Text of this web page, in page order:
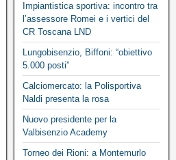
Impiantistica sportiva: incontro tra
l’assessore Romei e i vertici del
CR Toscana LND
Lungobisenzio, Biffoni: “obiettivo
5.000 posti”
Calciomercato: la Polisportiva
Naldi presenta la rosa
Nuovo presidente per la
Valbisenzio Academy
Torneo dei Rioni: a Montemurlo